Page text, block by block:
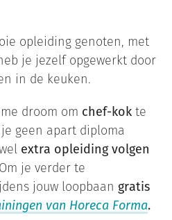
opleiding genoten, met
je jezelf opgewerkt door
in de keuken.
droom om chef-kok te
geen apart diploma
extra opleiding volgen
je verder te
jouw loopbaan gratis
van Horeca Forma.